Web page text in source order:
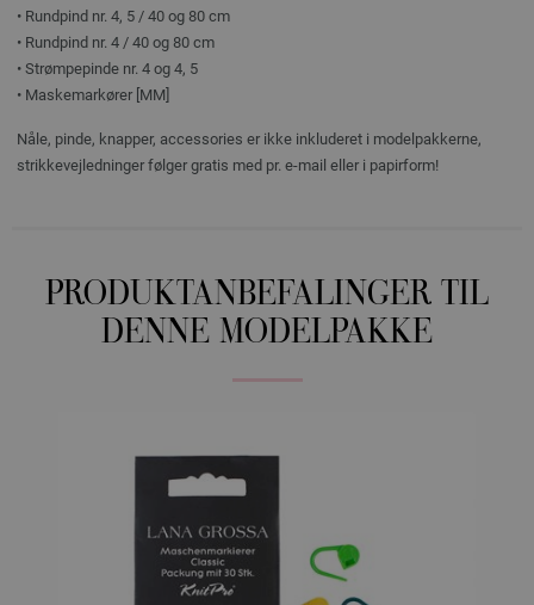
• Rundpind nr. 4, 5 / 40 og 80 cm
• Rundpind nr. 4 / 40 og 80 cm
• Strømpepinde nr. 4 og 4, 5
• Maskemarkører [MM]
Nåle, pinde, knapper, accessories er ikke inkluderet i modelpakkerne,
strikkevejledninger følger gratis med pr. e-mail eller i papirform!
PRODUKTANBEFALINGER TIL
DENNE MODELPAKKE